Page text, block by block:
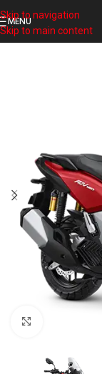
Skip to navigation
Skip to main content
MENU
Click to